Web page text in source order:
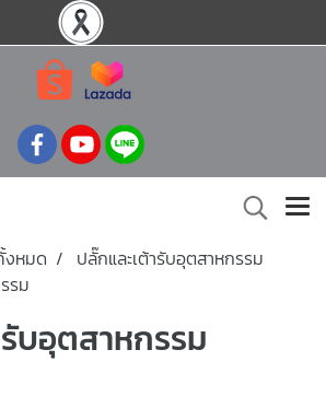
งหมด
ปลั๊กและเต้ารับอุตสาหกรรม
รม
บอุตสาหกรรม